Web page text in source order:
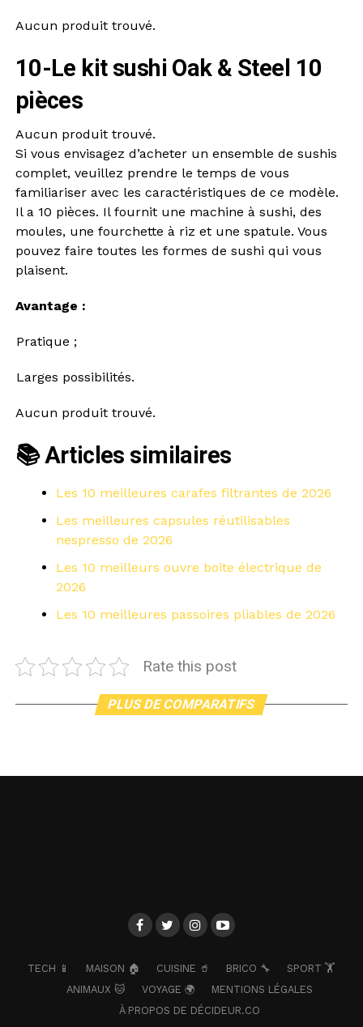
Aucun produit trouvé.
10-Le kit sushi Oak & Steel 10
pièces
Aucun produit trouvé.
Si vous envisagez d’acheter un ensemble de sushis
complet, veuillez prendre le temps de vous
familiariser avec les caractéristiques de ce modèle.
Il a 10 pièces. Il fournit une machine à sushi, des
moules, une fourchette à riz et une spatule. Vous
pouvez faire toutes les formes de sushi qui vous
plaisent.
Avantage :
Pratique ;
Larges possibilités.
Aucun produit trouvé.
📚 Articles similaires
Les 10 meilleures carafes filtrantes de 2026
Les meilleures capsules réutilisables
nespresso de 2026
Les 10 meilleurs ouvre boite électrique de
2026
Les 10 meilleures passoires pliables de 2026
Rate this post
PLUS DE COMPARATIFS
TECH 📱 MAISON 🏠 CUISINE 🥤 BRICO 🔧
SPORT 🏋️
ANIMAUX 🐱
VOYAGE 🌍
MENTIONS LÉGALES
À PROPOS DE DÉCIDEUR.CO